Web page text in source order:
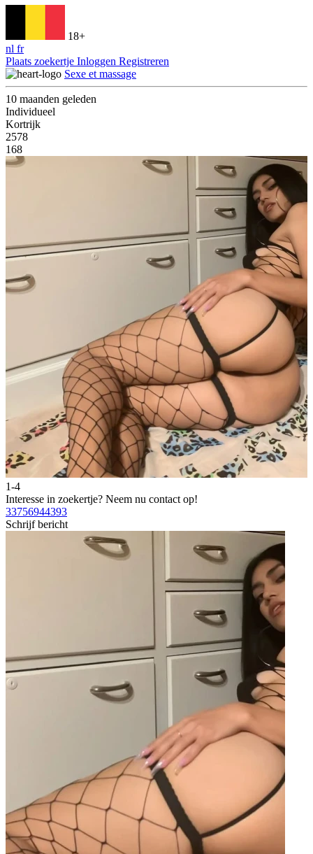
18+
nl fr
Plaats zoekertje Inloggen Registreren
Sexe et massage
10 maanden geleden
Individueel
Kortrijk
2578
168
1-4
Interesse in zoekertje? Neem nu contact op!
33756944393
Schrijf bericht